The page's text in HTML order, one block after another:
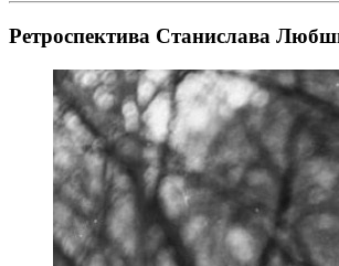
Ретроспектива Станислава